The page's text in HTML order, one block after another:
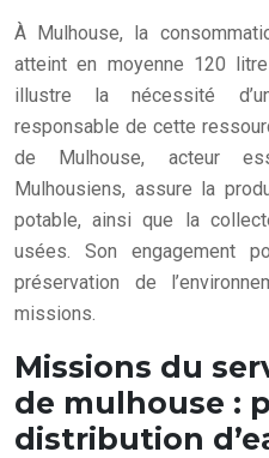
À Mulhouse, la
atteint en moyenne 120
illustre la nécessité
responsable de cette
de Mulhouse, acteur
Mulhousiens, assure la
potable, ainsi que la
usées. Son engagement
préservation de
missions.
Missions du
de mulhouse :
distribution